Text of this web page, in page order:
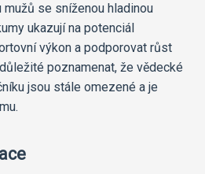
se sníženou hladinou
ukazují na potenciál
výkon a podporovat růst
poznamenat, že vědecké
jsou stále omezené a je